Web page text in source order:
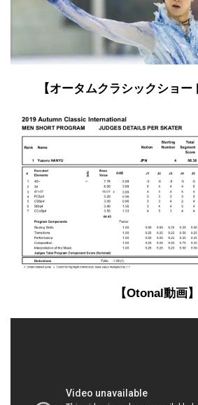
【オータムクラシックショー
【Otonal動画】